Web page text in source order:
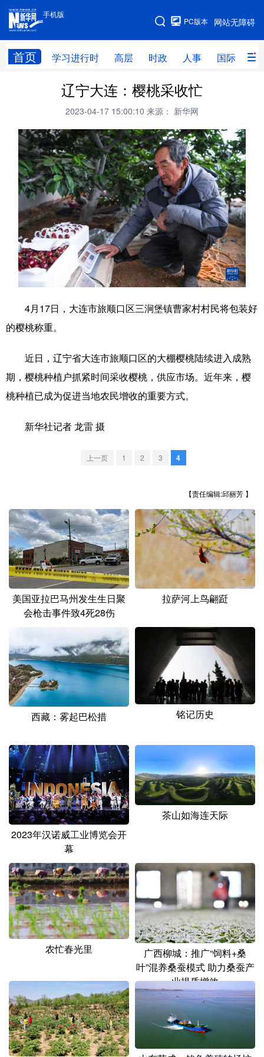
手机版
网站无障碍
PC版本
首页 学习进行时 高层 时政 人事 国际 财
手机版
网站地图
高层 时政
财经 网评
台湾 思客智库 全球连线 教育
科技 科创 量子 体育
文化 书画 健康 军事
访谈 视频 图片 政务
法律 中央文件 金融 汽车
食品 人居 信息化 数字经济
学术中国 乡村振兴 银龄 溯源中国
城市 旅游 能源 会展
公益 一带一路 亚太网 上市公司
地方频道
天津 河北
浙江 安徽 福建 江西
山东 河南 湖北 湖南
广东 广西 重庆
四川 贵州 云南 西藏
陕西 甘肃 青海 宁夏
新疆 内蒙古 黑龙江
多语种频道
English Español Français عربى
Deutsch Português
辽宁大连：樱桃采收忙
2023-04-17 15:00:10 来源： 新华网
4月17日，大连市旅顺口区三涧堡镇曹家村村民将包装好
的樱桃称重。
近日，辽宁省大连市旅顺口区的大棚樱桃陆续进入成熟
期，樱桃种植户抓紧时间采收樱桃，供应市场。近年来，樱
桃种植已成为促进当地农民增收的重要方式。
新华社记者 龙雷 摄
上一页 1 2 3 4
【责任编辑:邱丽芳 】
美国亚拉巴马州发生生日聚
会枪击事件致4死28伤
拉萨河上鸟翩跹
西藏：雾起巴松措 铭记历史
2023年汉诺威工业博览会开
幕
茶山如海连天际
农忙春光里
广西柳城：推广“饲料+桑
叶”混养桑蚕模式 助力桑蚕产
业提质增效